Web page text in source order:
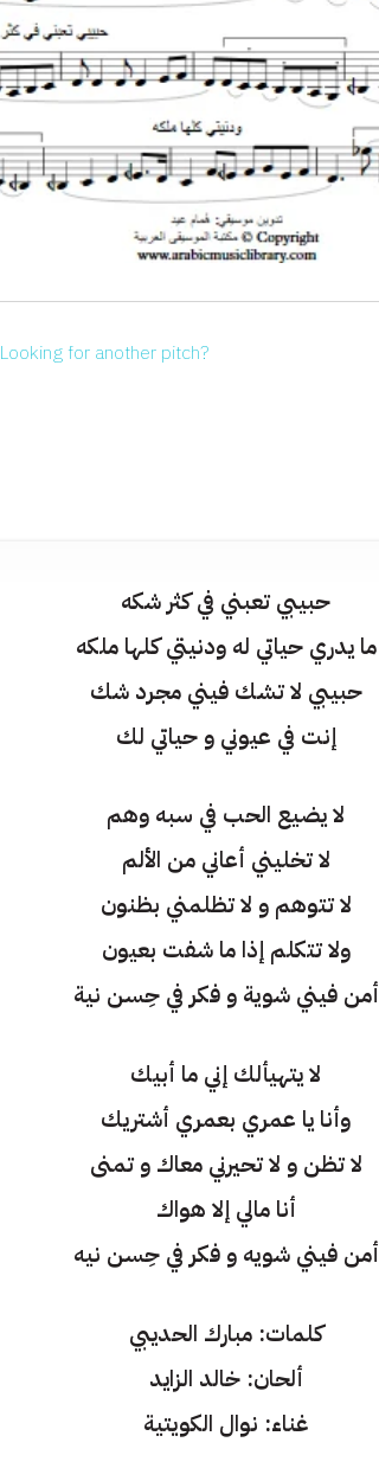
Looking for another pitch?
حبيبي تعبني في كثر شكه
ما يدري حياتي له ودنيتي كلها ملكه
حبيبي لا تشك فيني مجرد شك
إنت في عيوني و حياتي لك
لا يضيع الحب في سبه وهم
لا تخليني أعاني من الألم
لا تتوهم و لا تظلمني بظنون
ولا تتكلم إذا ما شفت بعيون
أمن فيني شوية و فكر في حِسن نية
لا يتهيألك إني ما أبيك
وأنا يا عمري بعمري أشتريك
لا تظن و لا تحيرني معاك و تمنى
أنا مالي إلا هواك
أمن فيني شويه و فكر في حِسن نيه
كلمات: مبارك الحديبي
ألحان: خالد الزايد
غناء: نوال الكويتية